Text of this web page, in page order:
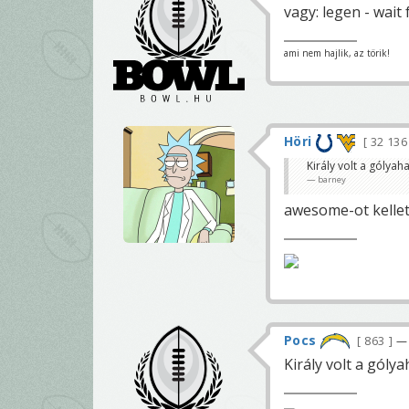
vagy: legen -
ami nem hajlik, az törik!
Höri
32
Király volt a
barney
awesome-ot
Pocs 863 —
Király volt a